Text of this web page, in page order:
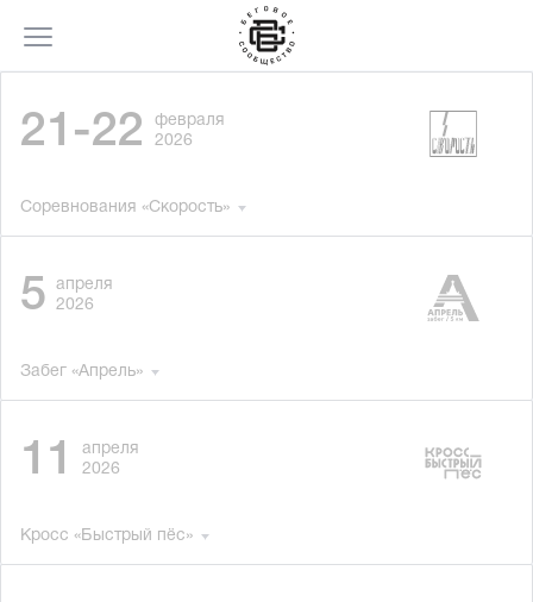
21-22
февраля
2026
Соревнования «Скорость»
5
апреля
2026
Забег «Апрель»
11
апреля
2026
Кросс «Быстрый пёс»